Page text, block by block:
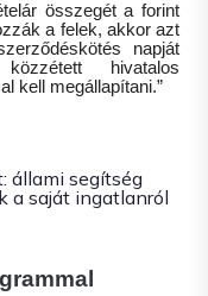
összegét a forint
a felek, akkor azt
napját
hivatalos
kell megállapítani.”